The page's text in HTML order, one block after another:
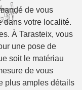
de vous
dans votre localité.
À Tarasteix, vous
une pose de
soit le matériau
de vous
plus amples détails